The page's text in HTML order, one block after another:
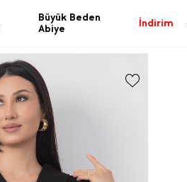
Büyük Beden
Abiye
İndirim